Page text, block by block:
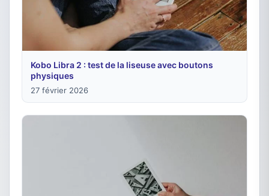
Kobo Libra 2 : test de la liseuse avec boutons
physiques
27 février 2026